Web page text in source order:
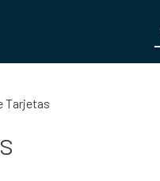
Tarjetas